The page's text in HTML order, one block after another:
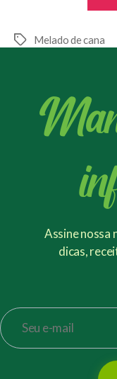
Melado de cana
Assine nossa
dicas,